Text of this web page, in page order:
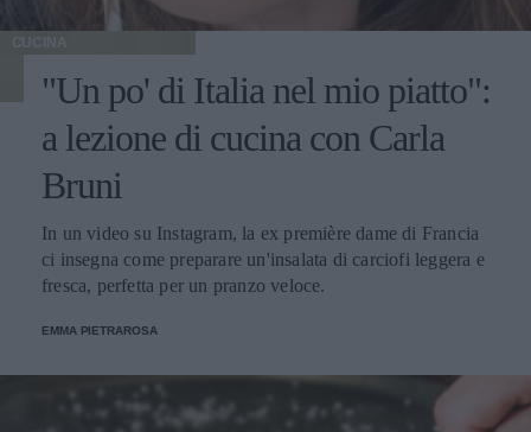
CUCINA
"Un po' di Italia nel mio piatto":
a lezione di cucina con Carla
Bruni
In un video su Instagram, la ex première dame di Francia
ci insegna come preparare un'insalata di carciofi leggera e
fresca, perfetta per un pranzo veloce.
EMMA PIETRAROSA